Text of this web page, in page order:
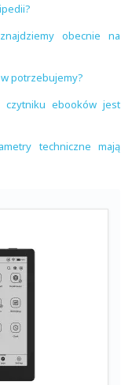
obecnie na
potrzebujemy?
czytniku ebooków jest
techniczne mają